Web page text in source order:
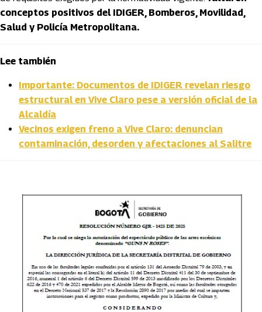
conceptos positivos del IDIGER, Bomberos, Movilidad,
Salud y Policía Metropolitana.
Lee también
Importante: Documentos de IDIGER revelan riesgo
estructural en Vive Claro pese a versión oficial de la
Alcaldía
Vecinos exigen freno a Vive Claro: denuncian
contaminación, desorden y afectaciones al Salitre